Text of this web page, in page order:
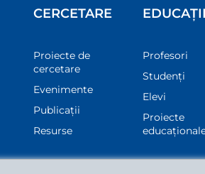
CERCETARE
Proiecte de
cercetare
Evenimente
Publicații
Resurse
Profesori
Studenți
Elevi
Proiecte